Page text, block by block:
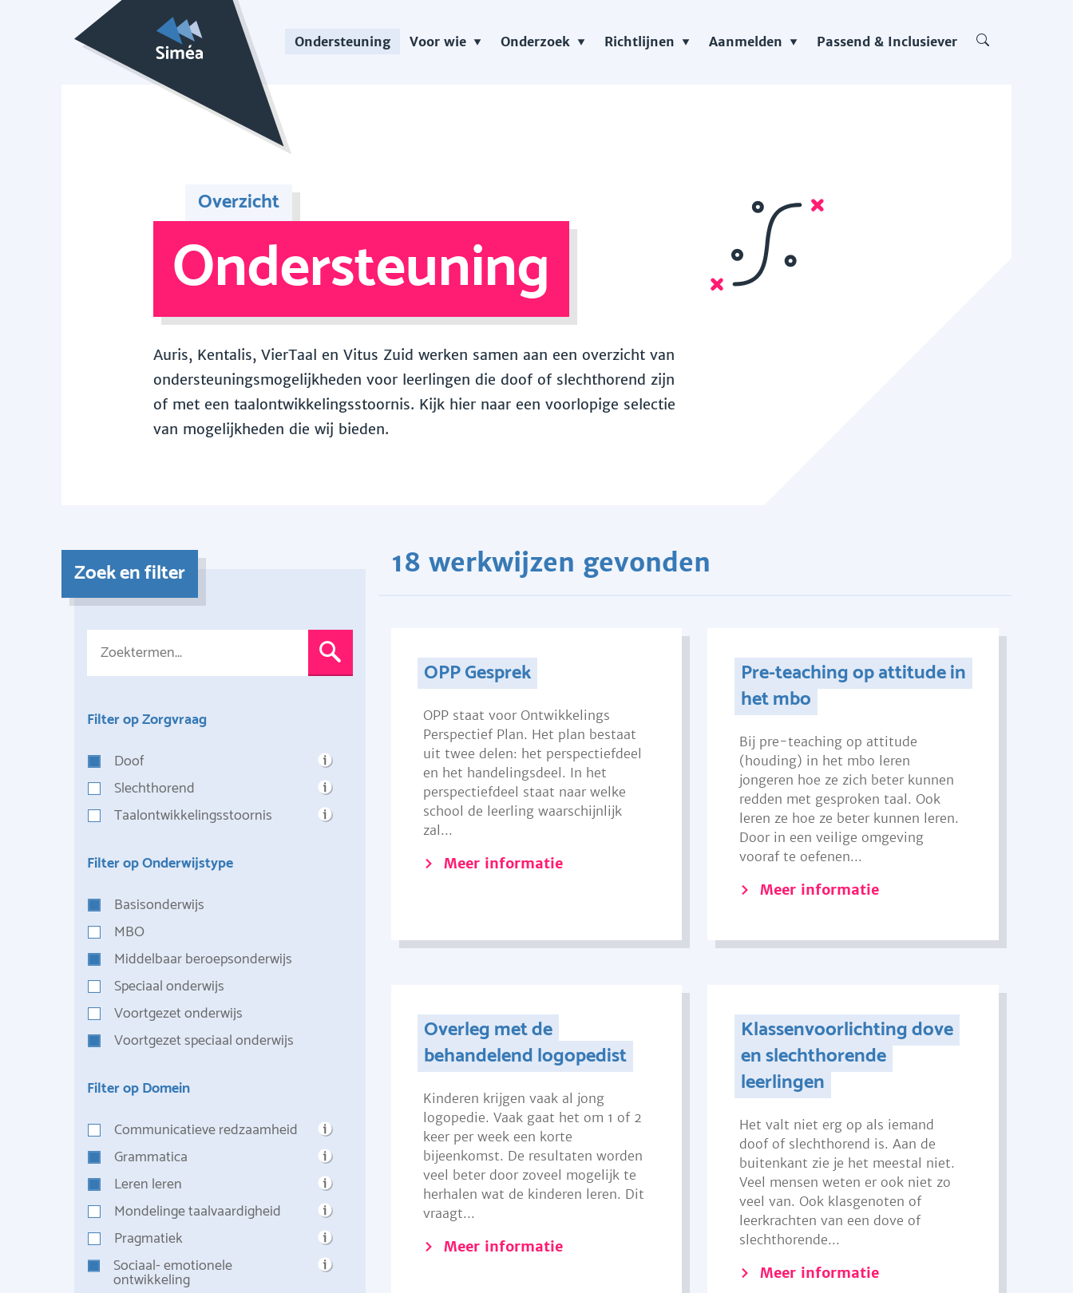
Ondersteuning Voor wie Onderzoek Richtlijnen Aanmelden Passend & Inclusiever
Overzicht
Ondersteuning
Auris, Kentalis, VierTaal en Vitus Zuid werken samen aan een overzicht van
ondersteuningsmogelijkheden voor leerlingen die doof of slechthorend zijn
of met een taalontwikkelingsstoornis. Kijk hier naar een voorlopige selectie
van mogelijkheden die wij bieden.
Zoek en filter
Filter op Zorgvraag
Doof
Slechthorend
Taalontwikkelingsstoornis
Filter op Onderwijstype
Basisonderwijs
MBO
Middelbaar beroepsonderwijs
Speciaal onderwijs
Voortgezet onderwijs
Voortgezet speciaal onderwijs
Filter op Domein
Communicatieve redzaamheid
Grammatica
Leren leren
Mondelinge taalvaardigheid
Pragmatiek
Sociaal- emotionele
ontwikkeling
18 werkwijzen gevonden
OPP Gesprek
OPP staat voor Ontwikkelings
Perspectief Plan. Het plan bestaat
uit twee delen: het perspectiefdeel
en het handelingsdeel. In het
perspectiefdeel staat naar welke
school de leerling waarschijnlijk
zal...
Meer informatie
Pre-teaching op attitude in
het mbo
Bij pre-teaching op attitude
(houding) in het mbo leren
jongeren hoe ze zich beter kunnen
redden met gesproken taal. Ook
leren ze hoe ze beter kunnen leren.
Door in een veilige omgeving
vooraf te oefenen...
Meer informatie
Overleg met de
behandelend logopedist
Kinderen krijgen vaak al jong
logopedie. Vaak gaat het om 1 of 2
keer per week een korte
bijeenkomst. De resultaten worden
veel beter door zoveel mogelijk te
herhalen wat de kinderen leren. Dit
vraagt...
Meer informatie
Klassenvoorlichting dove
en slechthorende
leerlingen
Het valt niet erg op als iemand
doof of slechthorend is. Aan de
buitenkant zie je het meestal niet.
Veel mensen weten er ook niet zo
veel van. Ook klasgenoten of
leerkrachten van een dove of
slechthorende...
Meer informatie